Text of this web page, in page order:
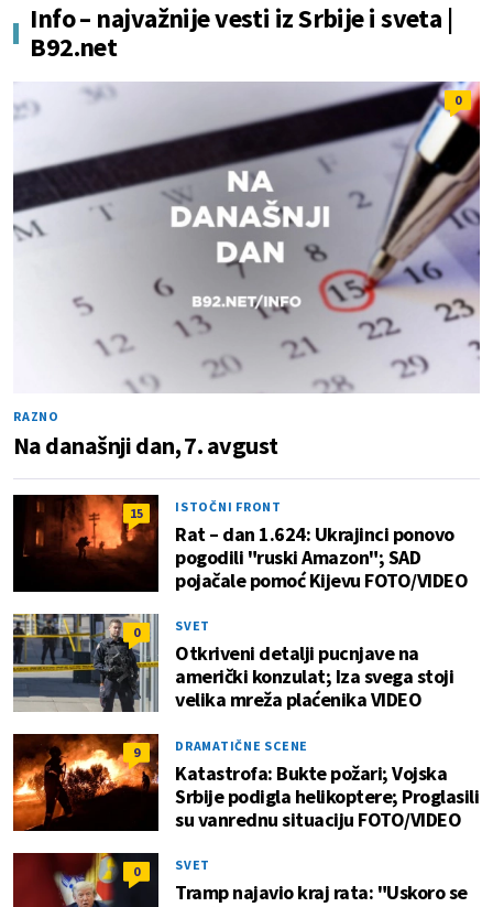
Info – najvažnije vesti iz Srbije i sveta |
B92.net
0
RAZNO
Na današnji dan, 7. avgust
15 ISTOČNI FRONT
Rat – dan 1.624: Ukrajinci ponovo
pogodili "ruski Amazon"; SAD
pojačale pomoć Kijevu FOTO/VIDEO
0 SVET
Otkriveni detalji pucnjave na
američki konzulat; Iza svega stoji
velika mreža plaćenika VIDEO
9 DRAMATIČNE SCENE
Katastrofa: Bukte požari; Vojska
Srbije podigla helikoptere; Proglasili
su vanrednu situaciju FOTO/VIDEO
0 SVET
Tramp najavio kraj rata: "Uskoro se